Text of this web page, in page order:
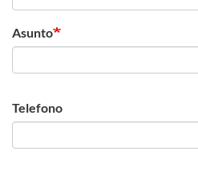
Asunto
Telefono